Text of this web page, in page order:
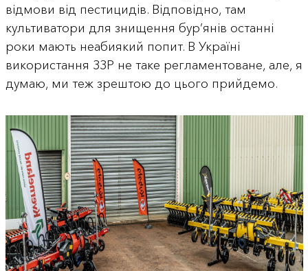
відмови від пестицидів. Відповідно, там
культиватори для знищення бур’янів останні
роки мають неабиякий попит. В Україні
використання ЗЗР не таке регламентоване, але, я
думаю, ми теж зрештою до цього прийдемо.